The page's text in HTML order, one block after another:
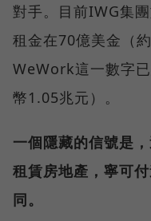
對手。目前IWG集
租金在70億美金（
WeWork這一數字
幣1.05兆元）。
一個隱藏的信號是
租賃房地產，寧可
同。